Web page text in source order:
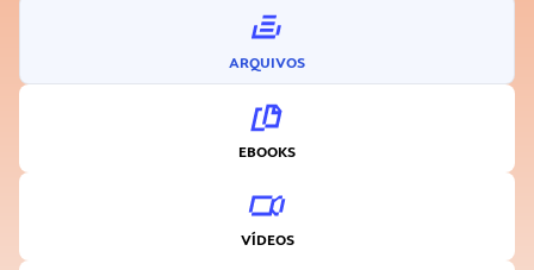
ARQUIVOS
EBOOKS
VÍDEOS